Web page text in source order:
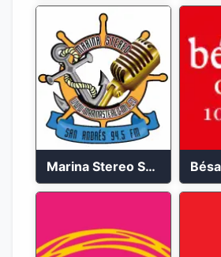
Marina Stereo San Andres 94.5 FM